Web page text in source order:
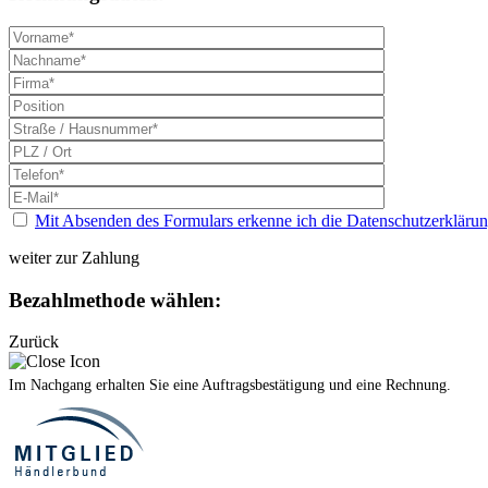
Mit Absenden des Formulars erkenne ich die
weiter zur Zahlung
Bezahlmethode wählen:
Zurück
Im Nachgang erhalten Sie eine Auftragsbestätigung und eine Rechnung.